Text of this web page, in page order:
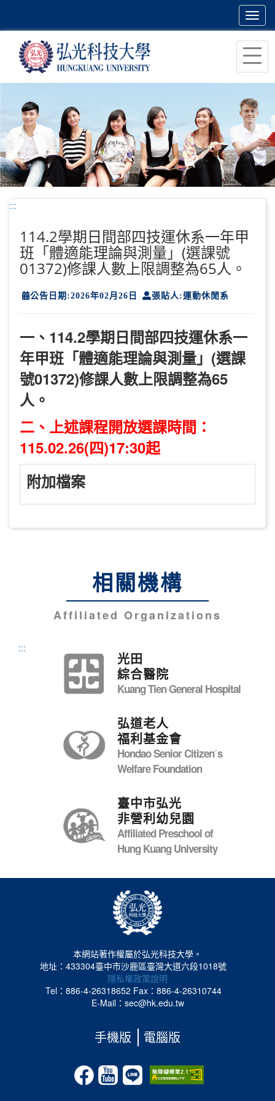
主
容
區
塊
:::
114.2學期日間部四技運休系一年甲
班「體適能理論與測量」(選課號
01372)修課人數上限調整為65人。
公告日期:2026年02月26日 張貼人:運動休閒系
一、114.2學期日間部四技運休系一
年甲班「體適能理論與測量」(選課
號01372)修課人數上限調整為65
人。
二、上述課程開放選課時間：
115.02.26(四)17:30起
附加檔案
相關機構
Affiliated Organizations
:::
光田
綜合醫院
Kuang Tien General Hospital
弘道老人
福利基金會
Hondao Senior Citizenˊs
Welfare Foundation
臺中市弘光
非營利幼兒園
Affiliated Preschool of
Hung Kuang University
本網站著作權屬於弘光科技大學。
地址：433304臺中市沙鹿區臺灣大道六段1018號
隱私權政策說明
Tel：886-4-26318652 Fax：886-4-26310744
E-Mail：sec@hk.edu.tw
手機版 電腦版